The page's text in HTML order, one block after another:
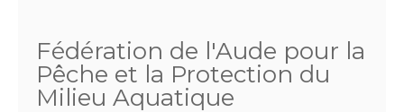
Fédération de l'Aude pour la
Pêche et la Protection du
Milieu Aquatique